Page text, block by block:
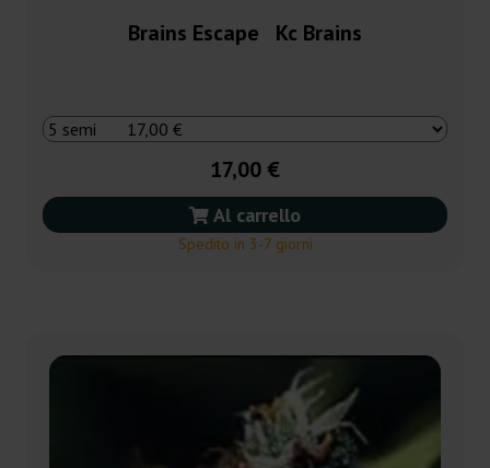
Brains Escape Kc Brains
17,00 €
Al carrello
Spedito in 3-7 giorni